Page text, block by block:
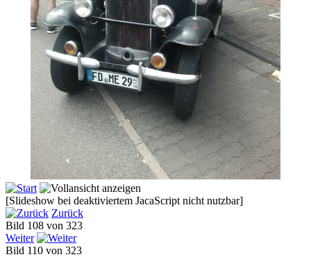
[Slideshow bei deaktiviertem JacaScript nicht nutzbar]
Zurück
Bild 108 von 323
Weiter
Bild 110 von 323